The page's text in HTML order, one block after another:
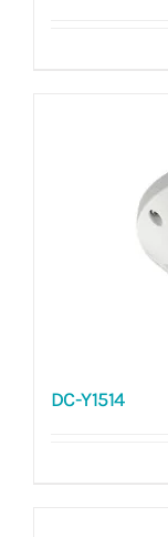
DC-Y1514